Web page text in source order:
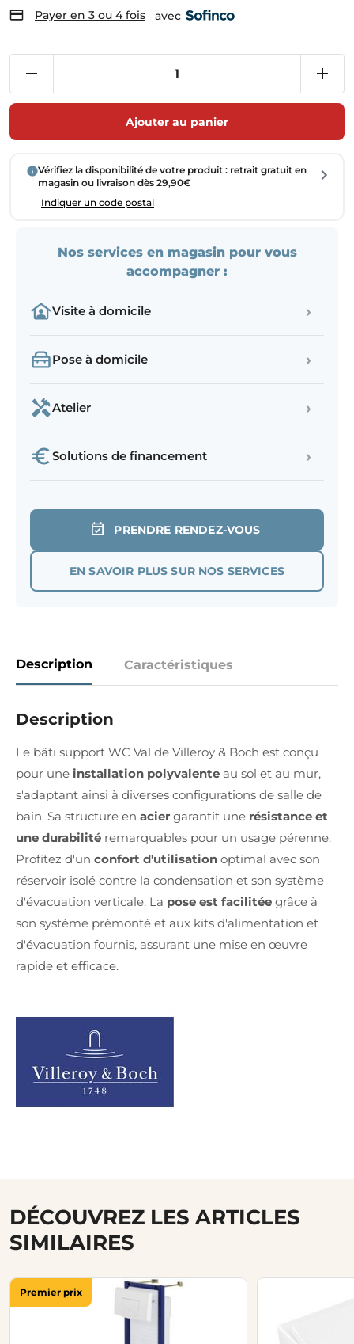
Payer en 3 ou 4 fois avec
Ajouter au panier
Vérifiez la disponibilité de votre produit : retrait gratuit en
magasin ou livraison dès 29,90€
Indiquer un code postal
Nos services en magasin pour vous
accompagner :
Visite à domicile ›
Pose à domicile ›
Atelier ›
Solutions de financement ›
PRENDRE RENDEZ-VOUS
EN SAVOIR PLUS SUR NOS SERVICES
Description Caractéristiques
Description
Le bâti support WC Val de Villeroy & Boch est conçu
pour une installation polyvalente au sol et au mur,
s'adaptant ainsi à diverses configurations de salle de
bain. Sa structure en acier garantit une résistance et
une durabilité remarquables pour un usage pérenne.
Profitez d'un confort d'utilisation optimal avec son
réservoir isolé contre la condensation et son système
d'évacuation verticale. La pose est facilitée grâce à
son système prémonté et aux kits d'alimentation et
d'évacuation fournis, assurant une mise en œuvre
rapide et efficace.
DÉCOUVREZ LES ARTICLES
SIMILAIRES
Premier prix